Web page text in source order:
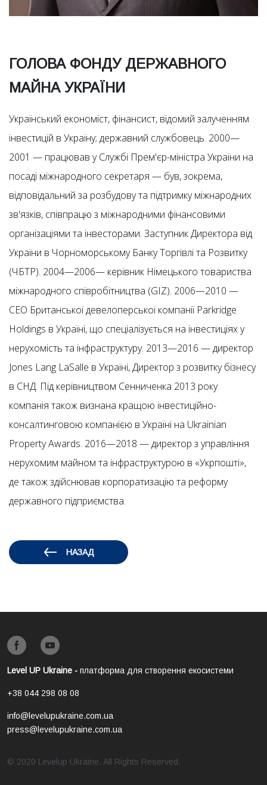
ГОЛОВА ФОНДУ ДЕРЖАВНОГО
МАЙНА УКРАЇНИ
Український економіст, фінансист, відомий залученням
інвестицій в Україну; державний службовець. 2000—
2001 — працював у Службі Прем'єр-міністра України на
посаді міжнародного секретаря — був, зокрема,
відповідальний за розбудову та підтримку міжнародних
зв'язків, співпрацю з міжнародними фінансовими
організаціями та інвесторами. Заступник Директора від
України в Чорноморському Банку Торгівлі та Розвитку
(ЧБТР). 2004—2006— керівник Німецького товариства
міжнародного співробітництва (GIZ). 2006—2010 —
CEO Британської девелоперської компанії Parkridge
Holdings в Україні, що спеціалізується на інвестиціях у
нерухомість та інфраструктуру. 2013—2016 — директор
Jones Lang LaSalle в Україні, Директор з розвитку бізнесу
в СНД. Під керівництвом Сенниченка 2013 року
компанія також визнана кращою інвестиційно-
консалтинговою компанією в Україні на Ukrainian
Property Awards. 2016—2018 — директор з управління
нерухомим майном та інфраструктурою в «Укрпошті»,
де також здійснював корпоратизацію та реформу
державного підприємства.
НАЗАД
Level UP Ukraine - платформа для створення екосистеми
+38 044 298 08 08
info@levelupukraine.com.ua
press@levelupukraine.com.ua
© 2020 Levelup Ukraine. All Rights Reserved.